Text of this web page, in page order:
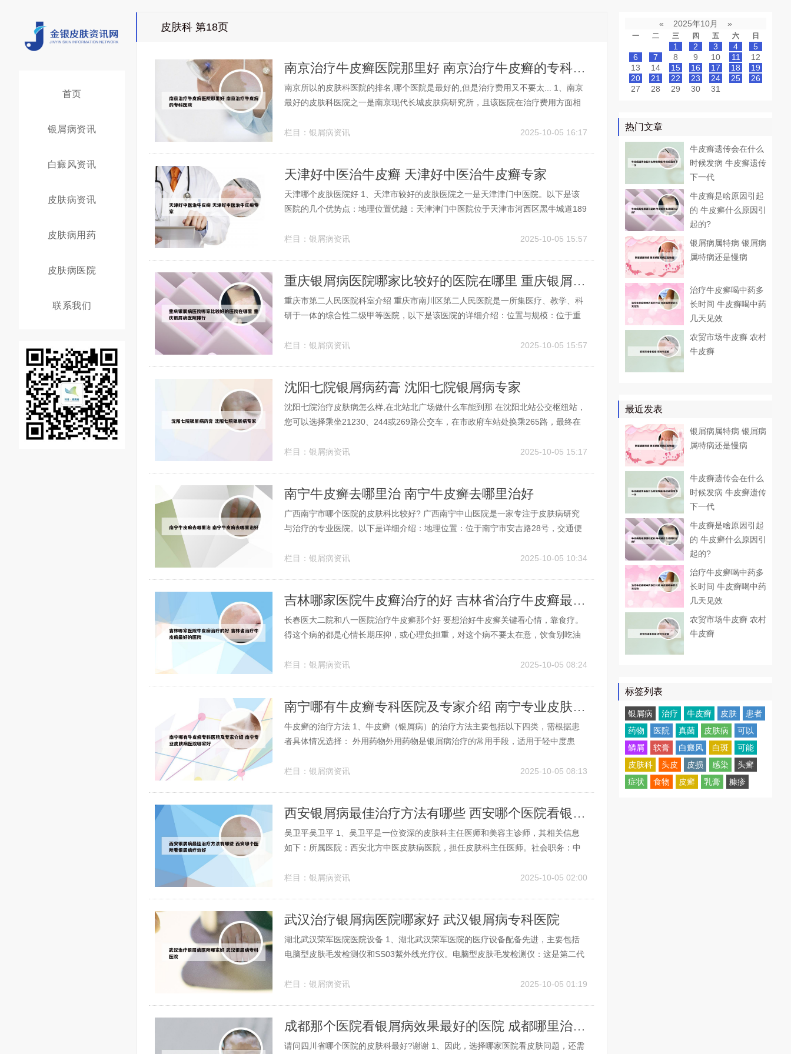
首页
银屑病资讯
白癜风资讯
皮肤病资讯
皮肤病用药
皮肤病医院
联系我们
皮肤科 第18页
南京治疗牛皮癣医院那里好 南京治疗牛皮癣的专科医院
南京所以的皮肤科医院的排名,哪个医院是最好的,但是治疗费用又不要太... 1、南京
最好的皮肤科医院之一是南京现代长城皮肤病研究所，且该医院在治疗费用方面相
肤病研究所是一家专注于皮肤病治疗的医院。师资力量：该医院拥有优厚的师资力
栏目： 银屑病资讯 2025-10-05 16:17
天津好中医治牛皮癣 天津好中医治牛皮癣专家
天津哪个皮肤医院好 1、天津市较好的皮肤医院之一是天津津门中医院。以下是该
医院的几个优势点：地理位置优越：天津津门中医院位于天津市河西区黑牛城道189
0号，是一家三级甲等医院，在皮肤科领域享有较高声誉。这家医院的皮肤科拥有丰
栏目： 银屑病资讯 2025-10-05 15:57
重庆银屑病医院哪家比较好的医院在哪里 重庆银屑病医院排行
重庆市第二人民医院科室介绍 重庆市南川区第二人民医院是一所集医疗、教学、科
研于一体的综合性二级甲等医院，以下是该医院的详细介绍：位置与规模：位于重
中精卫中心占据7亩，拥有编制床位150张，实际开放床位数增至250张，精神科床
栏目： 银屑病资讯 2025-10-05 15:57
沈阳七院银屑病药膏 沈阳七院银屑病专家
沈阳七院治疗皮肤病怎么样,在北站北广场做什么车能到那 在沈阳北站公交枢纽站，
您可以选择乘坐21230、244或269路公交车，在市政府车站处换乘265路，最终在
车，在奉天街市府路车站处换乘253路，同样在第七医院车站下车。不过，需要提醒
栏目： 银屑病资讯 2025-10-05 15:17
南宁牛皮癣去哪里治 南宁牛皮癣去哪里治好
广西南宁市哪个医院的皮肤科比较好? 广西南宁中山医院是一家专注于皮肤病研究
与治疗的专业医院。以下是详细介绍：地理位置：位于南宁市安吉路28号，交通便
西首家专注于皮肤病的专科医院。广西医科大学第一附属医院。广西医科大学第二
栏目： 银屑病资讯 2025-10-05 10:34
吉林哪家医院牛皮癣治疗的好 吉林省治疗牛皮癣最好的医院
长春医大二院和八一医院治疗牛皮癣那个好 要想治好牛皮癣关键看心情，靠食疗。
得这个病的都是心情长期压抑，或心理负担重，对这个病不要太在意，饮食别吃油
科领域较好的选择。但具体选择哪家医院还需根据患者的具体情况和需求来决定。
栏目： 银屑病资讯 2025-10-05 08:24
南宁哪有牛皮癣专科医院及专家介绍 南宁专业皮肤病医院哪家好
牛皮癣的治疗方法 1、牛皮癣（银屑病）的治疗方法主要包括以下四类，需根据患
者具体情况选择： 外用药物外用药物是银屑病治疗的常用手段，适用于轻中度患
积。角质松解剂（如尿素软膏）：软化增厚皮肤，改善皮肤干燥。2、中药内服：中
栏目： 银屑病资讯 2025-10-05 08:13
西安银屑病最佳治疗方法有哪些 西安哪个医院看银屑病疗效好
吴卫平吴卫平 1、吴卫平是一位资深的皮肤科主任医师和美容主诊师，其相关信息
如下：所属医院：西安北方中医皮肤病医院，担任皮肤科主任医师。社会职务：中
员。临床经验：深耕皮肤病领域近30年，拥有丰富的临床经验。2、吴卫平，一临云
栏目： 银屑病资讯 2025-10-05 02:00
武汉治疗银屑病医院哪家好 武汉银屑病专科医院
湖北武汉荣军医院医院设备 1、湖北武汉荣军医院的医疗设备配备先进，主要包括
电脑型皮肤毛发检测仪和SS03紫外线光疗仪。电脑型皮肤毛发检测仪：这是第二代
置了可更换的1倍、50倍、200倍镜头，能够放大皮肤和毛发局部细节，帮助医生进
栏目： 银屑病资讯 2025-10-05 01:19
成都那个医院看银屑病效果最好的医院 成都哪里治疗银屑病比较好
请问四川省哪个医院的皮肤科最好?谢谢 1、因此，选择哪家医院看皮肤问题，还需
« 2025年10月 »
一 二 三 四 五 六 日
1 2 3 4
5
6
7 8 9 10 11
12
13
14 15 16 17 18
19
20
21 22 23 24 25
26
27
28 29 30 31
热门文章
牛皮癣遗传会在什么
时候发病 牛皮癣遗传
下一代
牛皮癣是啥原因引起
的 牛皮癣什么原因引
起的?
银屑病属特病 银屑病
属特病还是慢病
治疗牛皮癣喝中药多
长时间 牛皮癣喝中药
几天见效
农贸市场牛皮癣 农村
牛皮癣
最近发表
银屑病属特病 银屑病
属特病还是慢病
牛皮癣遗传会在什么
时候发病 牛皮癣遗传
下一代
牛皮癣是啥原因引起
的 牛皮癣什么原因引
起的?
治疗牛皮癣喝中药多
长时间 牛皮癣喝中药
几天见效
农贸市场牛皮癣 农村
牛皮癣
标签列表
银屑病 治疗 牛皮癣 皮肤
患者
药物
医院 真菌 皮肤病
可以
鳞屑
软膏 白癜风 白斑
可能
皮肤科
头皮 皮损 感染
头癣
症状
食物 皮癣 乳膏 糠疹